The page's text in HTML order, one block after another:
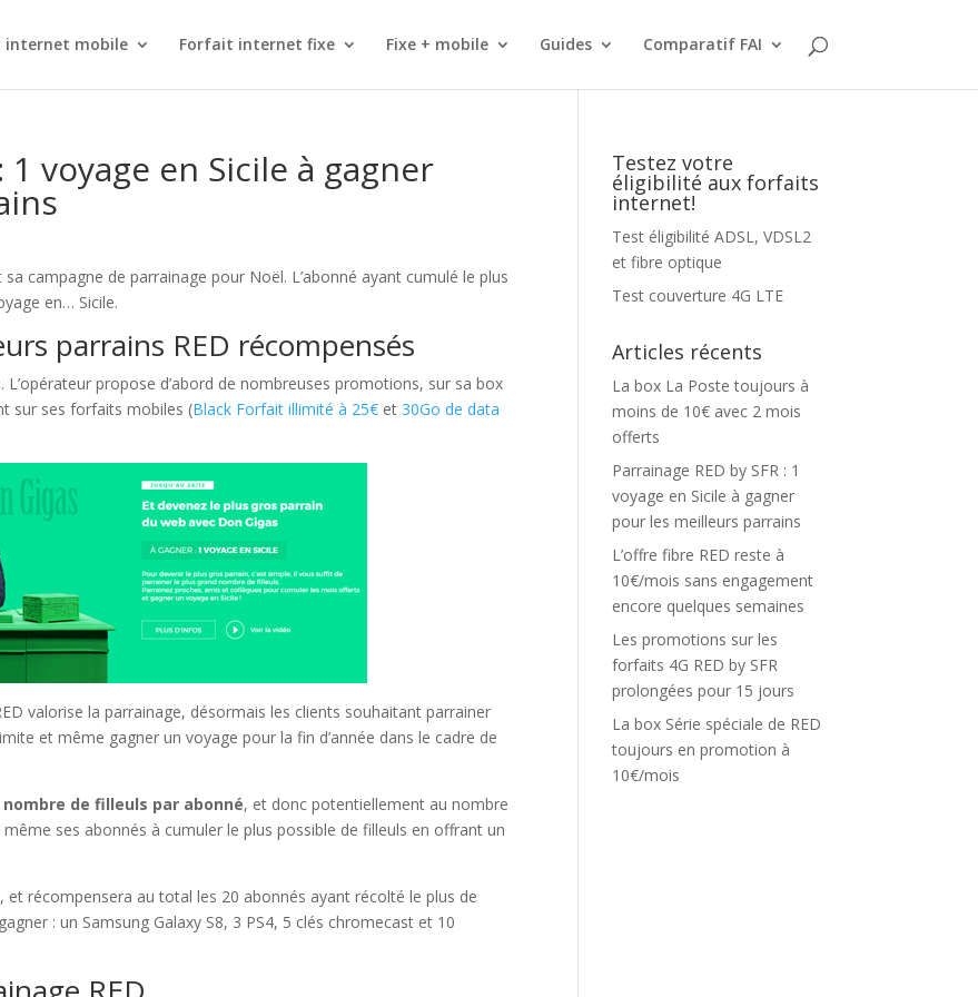
internet mobile Forfait internet fixe Fixe + mobile Guides Comparatif FAI
1 voyage en Sicile à gagner
campagne de parrainage pour Noël. L’abonné ayant cumulé le plus
en… Sicile.
parrains RED récompensés
propose d’abord de nombreuses promotions, sur sa box
sur ses forfaits mobiles (Black Forfait illimité à 25€ et 30Go de data
valorise la parrainage, désormais les clients souhaitant parrainer
et même gagner un voyage pour la fin d’année dans le cadre de
de filleuls par abonné, et donc potentiellement au nombre
même ses abonnés à cumuler le plus possible de filleuls en offrant un
et récompensera au total les 20 abonnés ayant récolté le plus de
: un Samsung Galaxy S8, 3 PS4, 5 clés chromecast et 10
Testez votre
éligibilité aux forfaits
internet!
Test éligibilité ADSL, VDSL2
et fibre optique
Test couverture 4G LTE
Articles récents
La box La Poste toujours à
moins de 10€ avec 2 mois
offerts
Parrainage RED by SFR : 1
voyage en Sicile à gagner
pour les meilleurs parrains
L’offre fibre RED reste à
10€/mois sans engagement
encore quelques semaines
Les promotions sur les
forfaits 4G RED by SFR
prolongées pour 15 jours
La box Série spéciale de RED
toujours en promotion à
10€/mois